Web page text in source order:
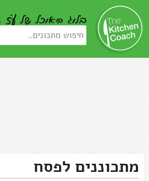
מתכוננים לפסח